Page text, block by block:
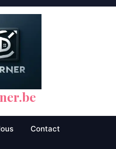
Contact